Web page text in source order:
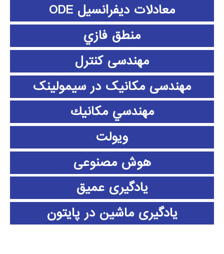
معادلات دیفرانسیل ODE
منطق فازي
مهندسی کنترل
مهندسی مکانیک در سیمولینک
مهندسي مكانيك
ویولت
هوش مصنوعی
یادگیری عمیق
یادگیری ماشین در پایتون